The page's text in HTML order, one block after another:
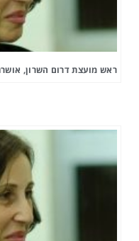
ראש מועצת דרום השרון,